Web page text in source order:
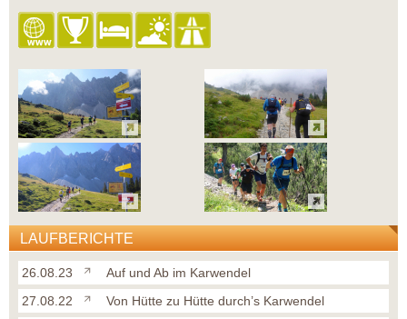
LAUFBERICHTE
26.08.23
Auf und Ab im Karwendel
27.08.22
Von Hütte zu Hütte durch’s Karwendel